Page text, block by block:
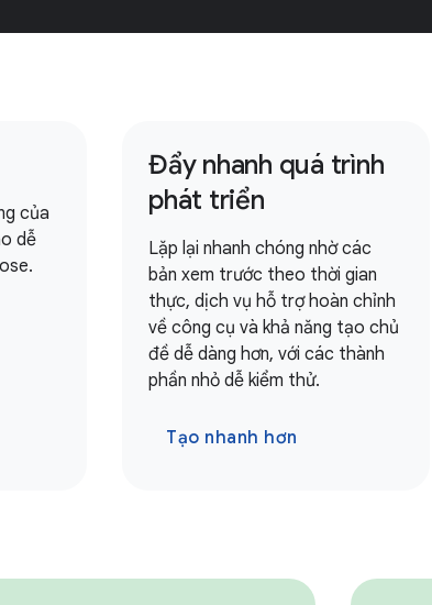
của
dễ
Đẩy nhanh quá trình
phát triển
Lặp lại nhanh chóng nhờ các
bản xem trước theo thời gian
thực, dịch vụ hỗ trợ hoàn chỉnh
về công cụ và khả năng tạo chủ
đề dễ dàng hơn, với các thành
phần nhỏ dễ kiểm thử.
Tạo nhanh hơn